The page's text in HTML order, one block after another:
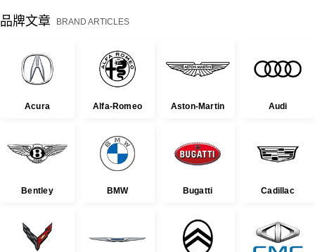
品牌文章 BRAND ARTICLES
Acura Alfa-Romeo Aston-Martin Audi
Bentley BMW Bugatti Cadillac